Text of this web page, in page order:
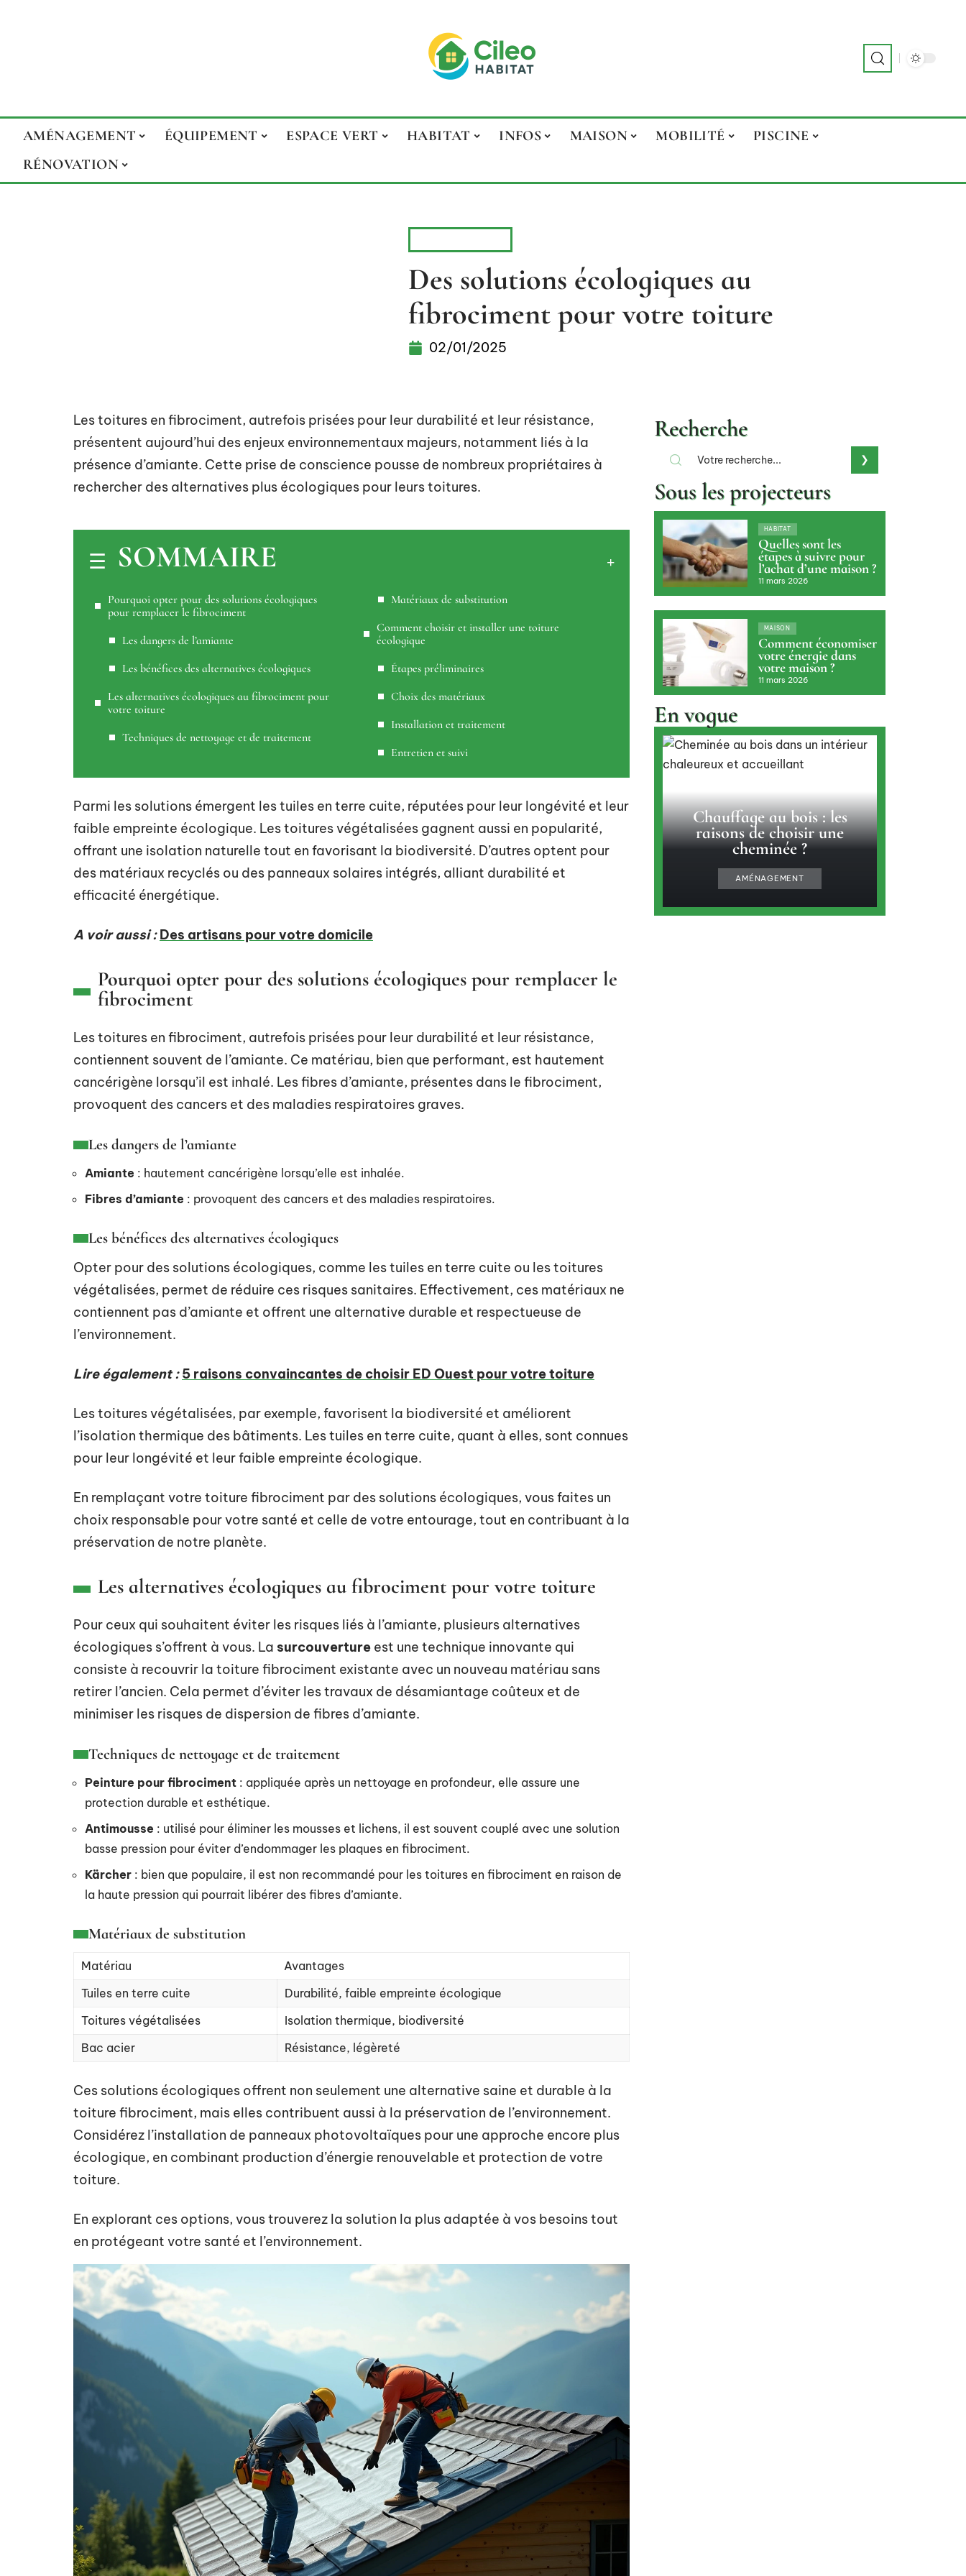
AMÉNAGEMENT ÉQUIPEMENT ESPACE VERT HABITAT INFOS MAISON MOBILITÉ
PISCINE
RÉNOVATION
Des solutions écologiques au
fibrociment pour votre toiture
02/01/2025
Les toitures en fibrociment, autrefois prisées pour leur durabilité et leur résistance,
présentent aujourd’hui des enjeux environnementaux majeurs, notamment liés à la
présence d’amiante. Cette prise de conscience pousse de nombreux propriétaires à
rechercher des alternatives plus écologiques pour leurs toitures.
SOMMAIRE
Pourquoi opter pour des solutions écologiques
pour remplacer le fibrociment
Les dangers de l’amiante
Les bénéfices des alternatives écologiques
Les alternatives écologiques au fibrociment pour
votre toiture
Techniques de nettoyage et de traitement
Matériaux de substitution
Comment choisir et installer une toiture
écologique
Étapes préliminaires
Choix des matériaux
Installation et traitement
Entretien et suivi
Parmi les solutions émergent les tuiles en terre cuite, réputées pour leur longévité et leur
faible empreinte écologique. Les toitures végétalisées gagnent aussi en popularité,
offrant une isolation naturelle tout en favorisant la biodiversité. D’autres optent pour
des matériaux recyclés ou des panneaux solaires intégrés, alliant durabilité et
efficacité énergétique.
A voir aussi : Des artisans pour votre domicile
Pourquoi opter pour des solutions écologiques pour remplacer le
fibrociment
Les toitures en fibrociment, autrefois prisées pour leur durabilité et leur résistance,
contiennent souvent de l’amiante. Ce matériau, bien que performant, est hautement
cancérigène lorsqu’il est inhalé. Les fibres d’amiante, présentes dans le fibrociment,
provoquent des cancers et des maladies respiratoires graves.
Les dangers de l’amiante
Amiante : hautement cancérigène lorsqu’elle est inhalée.
Fibres d’amiante : provoquent des cancers et des maladies respiratoires.
Les bénéfices des alternatives écologiques
Opter pour des solutions écologiques, comme les tuiles en terre cuite ou les toitures
végétalisées, permet de réduire ces risques sanitaires. Effectivement, ces matériaux ne
contiennent pas d’amiante et offrent une alternative durable et respectueuse de
l’environnement.
Lire également : 5 raisons convaincantes de choisir ED Ouest pour votre toiture
Les toitures végétalisées, par exemple, favorisent la biodiversité et améliorent
l’isolation thermique des bâtiments. Les tuiles en terre cuite, quant à elles, sont connues
pour leur longévité et leur faible empreinte écologique.
En remplaçant votre toiture fibrociment par des solutions écologiques, vous faites un
choix responsable pour votre santé et celle de votre entourage, tout en contribuant à la
préservation de notre planète.
Les alternatives écologiques au fibrociment pour votre toiture
Pour ceux qui souhaitent éviter les risques liés à l’amiante, plusieurs alternatives
écologiques s’offrent à vous. La surcouverture est une technique innovante qui
consiste à recouvrir la toiture fibrociment existante avec un nouveau matériau sans
retirer l’ancien. Cela permet d’éviter les travaux de désamiantage coûteux et de
minimiser les risques de dispersion de fibres d’amiante.
Techniques de nettoyage et de traitement
Peinture pour fibrociment : appliquée après un nettoyage en profondeur, elle assure une
protection durable et esthétique.
Antimousse : utilisé pour éliminer les mousses et lichens, il est souvent couplé avec une solution
basse pression pour éviter d’endommager les plaques en fibrociment.
Kärcher : bien que populaire, il est non recommandé pour les toitures en fibrociment en raison de
la haute pression qui pourrait libérer des fibres d’amiante.
Matériaux de substitution
Matériau
Avantages
Tuiles en terre cuite
Durabilité, faible empreinte écologique
Toitures végétalisées
Isolation thermique, biodiversité
Bac acier
Résistance, légèreté
Ces solutions écologiques offrent non seulement une alternative saine et durable à la
toiture fibrociment, mais elles contribuent aussi à la préservation de l’environnement.
Considérez l’installation de panneaux photovoltaïques pour une approche encore plus
écologique, en combinant production d’énergie renouvelable et protection de votre
toiture.
En explorant ces options, vous trouverez la solution la plus adaptée à vos besoins tout
en protégeant votre santé et l’environnement.
Recherche
Sous les projecteurs
HABITAT
Quelles sont les
étapes à suivre pour
l’achat d’une maison ?
11 mars 2026
MAISON
Comment économiser
votre énergie dans
votre maison ?
11 mars 2026
En vogue
Chauffage au bois : les
raisons de choisir une
cheminée ?
AMÉNAGEMENT